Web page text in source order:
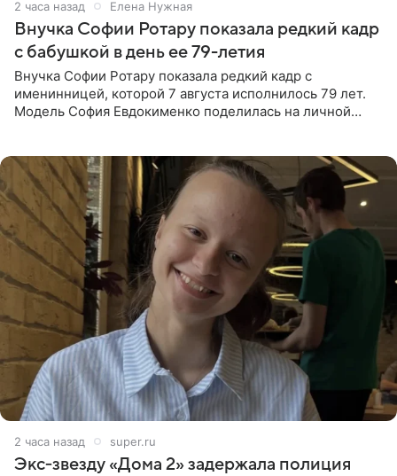
2 часа назад Елена Нужная
Внучка Софии Ротару показала редкий кадр
с бабушкой в день ее 79-летия
Внучка Софии Ротару показала редкий кадр с
именинницей, которой 7 августа исполнилось 79 лет.
Модель София Евдокименко поделилась на личной
2 часа назад super.ru
Экс‑звезду «Дома 2» задержала полиция